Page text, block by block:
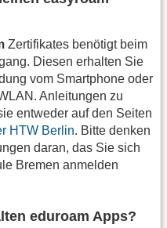
Zertifikates benötigt beim
Diesen erhalten Sie
vom Smartphone oder
Anleitungen zu
entweder auf den Seiten
HTW Berlin. Bitte denken
daran, das Sie sich
Bremen anmelden
eduroam Apps?